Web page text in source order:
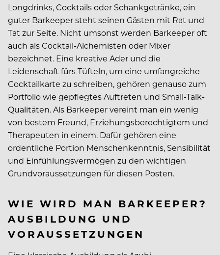
Longdrinks, Cocktails oder Schankgetränke, ein
guter Barkeeper steht seinen Gästen mit Rat und
Tat zur Seite. Nicht umsonst werden Barkeeper oft
auch als Cocktail-Alchemisten oder Mixer
bezeichnet. Eine kreative Ader und die
Leidenschaft fürs Tüfteln, um eine umfangreiche
Cocktailkarte zu schreiben, gehören genauso zum
Portfolio wie gepflegtes Auftreten und Small-Talk-
Qualitäten. Als Barkeeper vereint man ein wenig
von bestem Freund, Erziehungsberechtigtem und
Therapeuten in einem. Dafür gehören eine
ordentliche Portion Menschenkenntnis, Sensibilität
und Einfühlungsvermögen zu den wichtigen
Grundvoraussetzungen für diesen Posten.
WIE WIRD MAN BARKEEPER?
AUSBILDUNG UND
VORAUSSETZUNGEN